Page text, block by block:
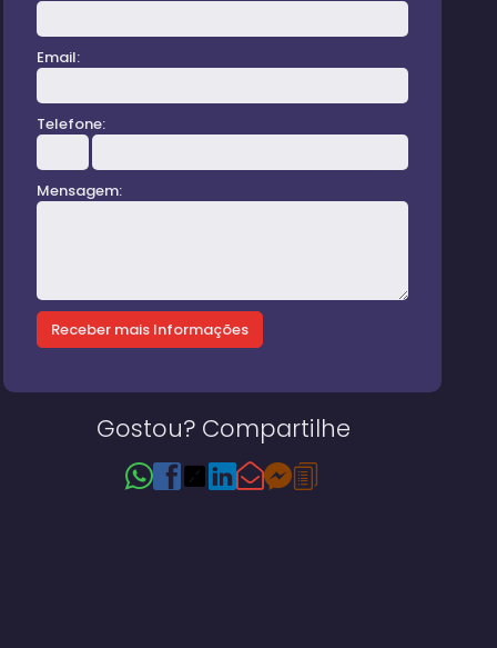
externa-garagem
Email:
Telefone:
Mensagem:
Gostou? Compartilhe